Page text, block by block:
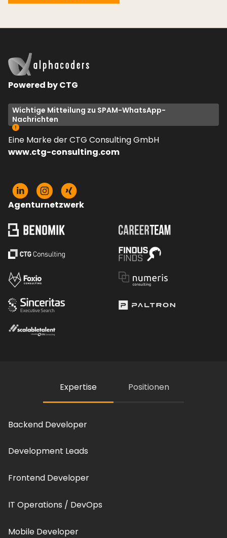
Powered by CTG
Wichtige Mitteilung zu SPAM-WhatsApp-
Nachrichten
Eine Marke der CTG Consulting GmbH
www.ctg-consulting.com
Agenturnetzwerk
Expertise Positionen
Backend Developer
Development Leads
Frontend Developer
IT Operations / DevOps
Mobile Developer